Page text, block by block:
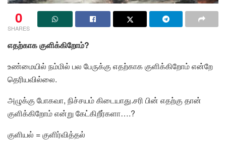
0
SHARES
எதற்காக குளிக்கிறோம்?
உண்மையில் நம்மில் பல பேருக்கு எதற்காக குளிக்கிறோம் என்றே
தெரியவில்லை.
அழுக்கு போகவா, நிச்சயம் கிடையாது.சரி பின் எதற்கு தான்
குளிக்கிறோம் என்று கேட்கிறீர்களா….?
குளியல் = குளிர்வித்தல்